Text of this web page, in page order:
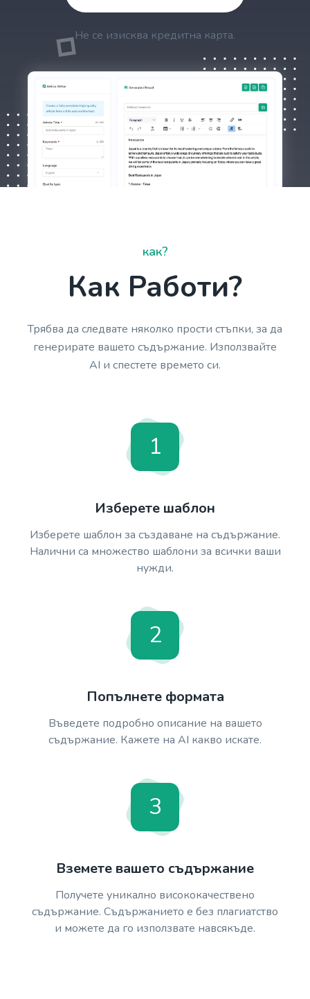
Не се изисква кредитна карта.
как?
Как Работи?
Трябва да следвате няколко прости стъпки, за да
генерирате вашето съдържание. Използвайте
AI и спестете времето си.
1
Изберете шаблон
Изберете шаблон за създаване на съдържание.
Налични са множество шаблони за всички ваши
нужди.
2
Попълнете формата
Въведете подробно описание на вашето
съдържание. Кажете на AI какво искате.
3
Вземете вашето съдържание
Получете уникално висококачествено
съдържание. Съдържанието е без плагиатство
и можете да го използвате навсякъде.